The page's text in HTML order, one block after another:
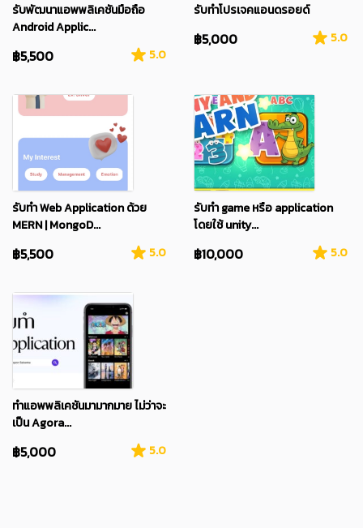
รับพัฒนาแอพพลิเคชันมือถือ
Android Applic...
฿5,500 5.0
รับทำโปรเจคแอนดรอยด์
฿5,000 5.0
รับทำ Web Application ด้วย
MERN | MongoD...
฿5,500 5.0
รับทำ game หรือ application
โดยใช้ unity...
฿10,000 5.0
ทำแอพพลิเคชันมามากมาย ไม่ว่าจะ
เป็น Agora...
฿5,000 5.0